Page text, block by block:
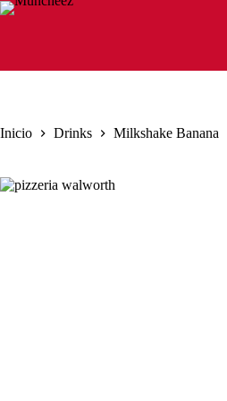
Saltar
Inicio Drinks Milkshake Banana